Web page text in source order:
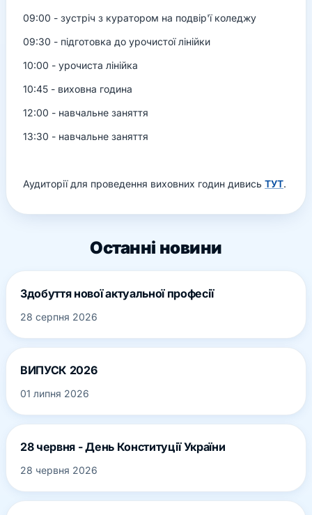
09:00 - зустріч з куратором на подвір'ї коледжу
09:30 - підготовка до урочистої лінійки
10:00 - урочиста лінійка
10:45 - виховна година
12:00 - навчальне заняття
13:30 - навчальне заняття
Аудиторії для проведення виховних годин дивись ТУТ.
Останні новини
Здобуття нової актуальної професії
28 серпня 2026
ВИПУСК 2026
01 липня 2026
28 червня - День Конституції України
28 червня 2026